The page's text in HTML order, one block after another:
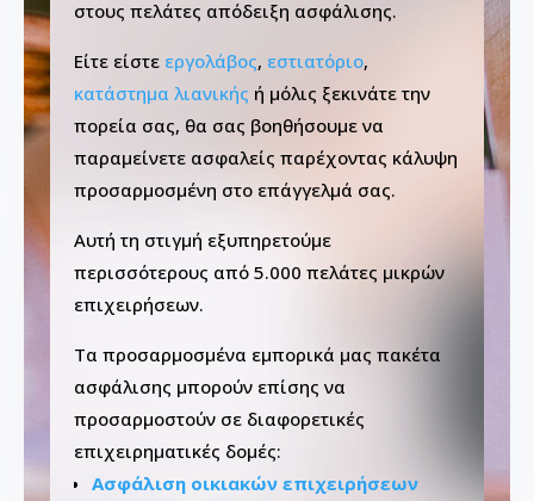
στους πελάτες απόδειξη ασφάλισης.
Είτε είστε εργολάβος, εστιατόριο,
κατάστημα λιανικής ή μόλις ξεκινάτε την
πορεία σας, θα σας βοηθήσουμε να
παραμείνετε ασφαλείς παρέχοντας κάλυψη
προσαρμοσμένη στο επάγγελμά σας.
Αυτή τη στιγμή εξυπηρετούμε
περισσότερους από 5.000 πελάτες μικρών
επιχειρήσεων.
Τα προσαρμοσμένα εμπορικά μας πακέτα
ασφάλισης μπορούν επίσης να
προσαρμοστούν σε διαφορετικές
επιχειρηματικές δομές:
Ασφάλιση οικιακών επιχειρήσεων